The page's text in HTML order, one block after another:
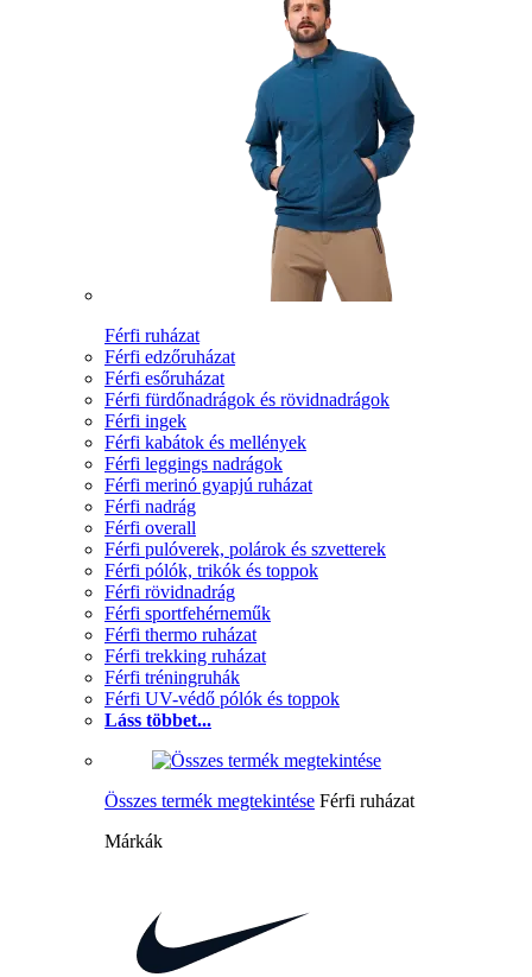
Férfi ruházat
Férfi edzőruházat
Férfi esőruházat
Férfi fürdőnadrágok és rövidnadrágok
Férfi ingek
Férfi kabátok és mellények
Férfi leggings nadrágok
Férfi merinó gyapjú ruházat
Férfi nadrág
Férfi overall
Férfi pulóverek, polárok és szvetterek
Férfi pólók, trikók és toppok
Férfi rövidnadrág
Férfi sportfehérneműk
Férfi thermo ruházat
Férfi trekking ruházat
Férfi tréningruhák
Férfi UV-védő pólók és toppok
Láss többet...
Összes termék megtekintése Férfi ruházat
Márkák